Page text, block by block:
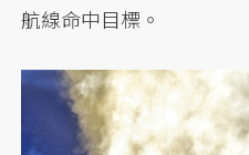
航線命中目標。